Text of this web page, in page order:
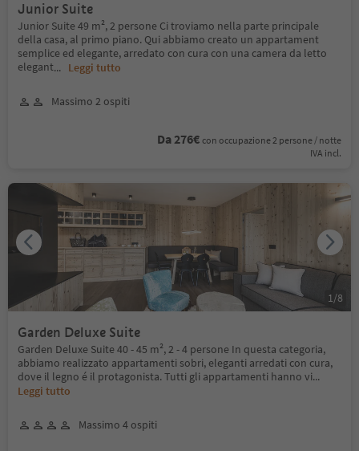
Junior Suite
Junior Suite 49 m², 2 persone Ci troviamo nella parte principale
della casa, al primo piano. Qui abbiamo creato un appartament
semplice ed elegante, arredato con cura con una camera da letto
elegant... Leggi tutto
Massimo 2 ospiti
Da 276€ con occupazione 2 persone / notte
IVA incl.
Garden Deluxe Suite
Garden Deluxe Suite 40 - 45 m², 2 - 4 persone In questa categoria,
abbiamo realizzato appartamenti sobri, eleganti arredati con cura,
dove il legno é il protagonista. Tutti gli appartamenti hanno vi...
Leggi tutto
Massimo 4 ospiti
1/8